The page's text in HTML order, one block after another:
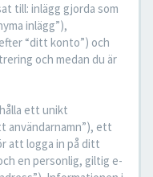
till: inlägg gjorda som
inlägg”),
“ditt konto”) och
och medan du är
ett unikt
användarnamn”), ett
att logga in på ditt
en personlig, giltig e-